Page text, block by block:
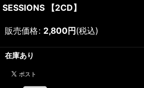
SESSIONS 【2CD】
販売価格: 2,800円(税込)
在庫あり